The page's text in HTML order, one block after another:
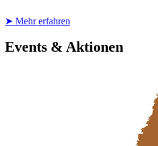
➤ Mehr erfahren
Events & Aktionen